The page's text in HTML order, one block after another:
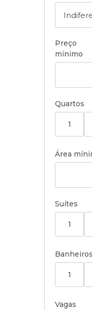
Preço
mínimo
Quartos
1
Área
Suítes
1
Banheiros
1
Vagas